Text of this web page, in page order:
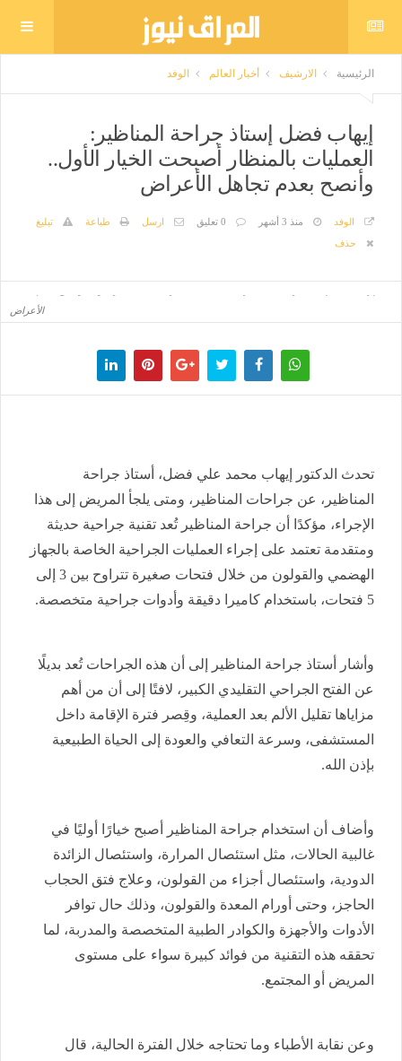
الرئيسية الارشيف أخبار العالم الوفد
إيهاب فضل إستاذ جراحة المناظير:
العمليات بالمنظار أصبحت الخيار الأول..
وأنصح بعدم تجاهل الأعراض
الوفد منذ 3 أشهر 0 تعليق ارسل طباعة
تبليغ
حذف
الأعراض
تحدث الدكتور إيهاب محمد علي فضل، أستاذ جراحة
المناظير، عن جراحات المناظير، ومتى يلجأ المريض إلى هذا
الإجراء، مؤكدًا أن جراحة المناظير تُعد تقنية جراحية حديثة
ومتقدمة تعتمد على إجراء العمليات الجراحية الخاصة بالجهاز
الهضمي والقولون من خلال فتحات صغيرة تتراوح بين 3 إلى
5 فتحات، باستخدام كاميرا دقيقة وأدوات جراحية متخصصة.
وأشار أستاذ جراحة المناظير إلى أن هذه الجراحات تُعد بديلًا
عن الفتح الجراحي التقليدي الكبير، لافتًا إلى أن من أهم
مزاياها تقليل الألم بعد العملية، وقِصر فترة الإقامة داخل
المستشفى، وسرعة التعافي والعودة إلى الحياة الطبيعية
بإذن الله.
وأضاف أن استخدام جراحة المناظير أصبح خيارًا أوليًا في
غالبية الحالات، مثل استئصال المرارة، واستئصال الزائدة
الدودية، واستئصال أجزاء من القولون، وعلاج فتق الحجاب
الحاجز، وحتى أورام المعدة والقولون، وذلك حال توافر
الأدوات والأجهزة والكوادر الطبية المتخصصة والمدربة، لما
تحققه هذه التقنية من فوائد كبيرة سواء على مستوى
المريض أو المجتمع.
وعن نقابة الأطباء وما تحتاجه خلال الفترة الحالية، قال